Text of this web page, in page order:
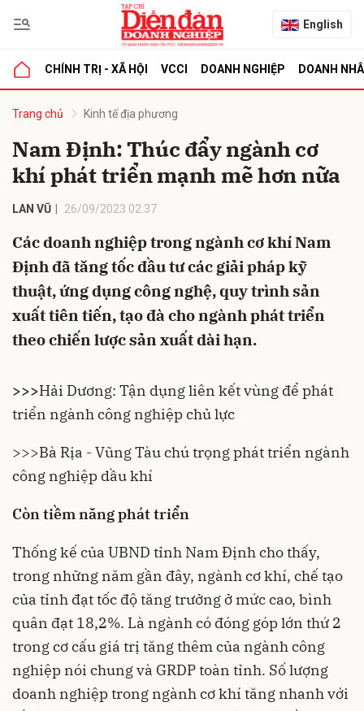
English
CHÍNH TRỊ - XÃ HỘI VCCI DOANH NGHIỆP DOANH
Trang chủ Kinh tế địa phương
Nam Định: Thúc đẩy ngành cơ
khí phát triển mạnh mẽ hơn nữa
LAN VŨ 26/09/2023 02:37
Các doanh nghiệp trong ngành cơ khí Nam
Định đã tăng tốc đầu tư các giải pháp kỹ
thuật, ứng dụng công nghệ, quy trình sản
xuất tiên tiến, tạo đà cho ngành phát triển
theo chiến lược sản xuất dài hạn.
>>>Hải Dương: Tận dụng liên kết vùng để phát
triển ngành công nghiệp chủ lực
>>>Bà Rịa - Vũng Tàu chú trọng phát triển ngành
công nghiệp dầu khí
Còn tiềm năng phát triển
Thống kế của UBND tỉnh Nam Định cho thấy,
trong những năm gần đây, ngành cơ khí, chế tạo
của tỉnh đạt tốc độ tăng trưởng ở mức cao, bình
quân đạt 18,2%. Là ngành có đóng góp lớn thứ 2
trong cơ cấu giá trị tăng thêm của ngành công
nghiệp nói chung và GRDP toàn tỉnh. Số lượng
doanh nghiệp trong ngành cơ khí tăng nhanh với
luận
Hủy